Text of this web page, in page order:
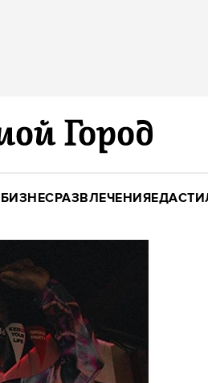
БИЗНЕСРАЗВЛЕЧЕНИЯЕДА